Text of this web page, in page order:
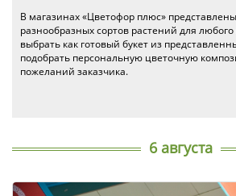
В магазинах «Цветофор плюс»
разнообразных сортов растений для
выбрать как готовый букет из
подобрать персональную цветочную
пожеланий заказчика.
6 августа